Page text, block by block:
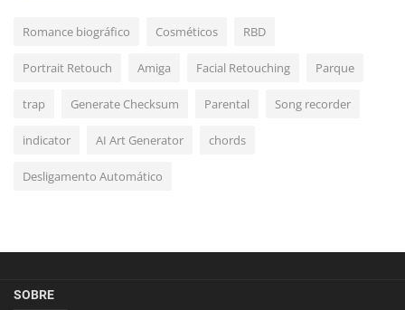
Romance biográfico Cosméticos RBD
Portrait Retouch Amiga Facial Retouching Parque
trap Generate Checksum Parental Song recorder
indicator AI Art Generator chords
Desligamento Automático
SOBRE